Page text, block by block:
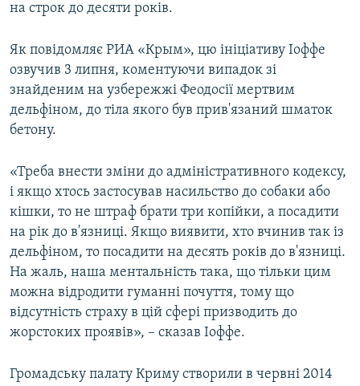
на строк до десяти років.
Як повідомляє РИА «Крым», цю ініціативу Іоффе
озвучив 3 липня, коментуючи випадок зі
знайденим на узбережжі Феодосії мертвим
дельфіном, до тіла якого був прив'язаний шматок
бетону.
«Треба внести зміни до адміністративного кодексу,
і якщо хтось застосував насильство до собаки або
кішки, то не штраф брати три копійки, а посадити
на рік до в'язниці. Якщо виявити, хто вчинив так із
дельфіном, то посадити на десять років до в'язниці.
На жаль, наша ментальність така, що тільки цим
можна відродити гуманні почуття, тому що
відсутність страху в цій сфері призводить до
жорстоких проявів», – сказав Іоффе.
Громадську палату Криму створили в червні 2014